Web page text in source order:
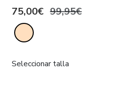
75,00€ 99,95€
Seleccionar talla